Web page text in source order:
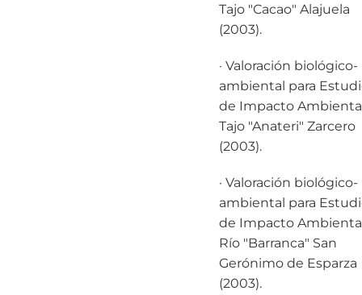
Tajo "Cacao" Alajuela
(2003).
· Valoración biológico-
ambiental para
de Impacto
Tajo "Anateri" Zarcero
(2003).
· Valoración biológico-
ambiental para
de Impacto
Río "Barranca" San
Gerónimo de Esparza
(2003).